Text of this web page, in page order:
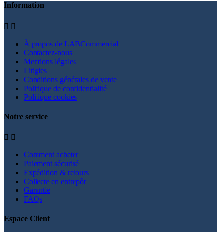
Information
 
À propos de LABCommercial
Contactez-nous
Mentions légales
Litigies
Conditions générales de vente
Politique de confidentialité
Politique cookies
Notre service
 
Comment acheter
Paiement sécurisé
Expédition & retours
Collecte en entrepôt
Garantie
FAQs
Espace Client